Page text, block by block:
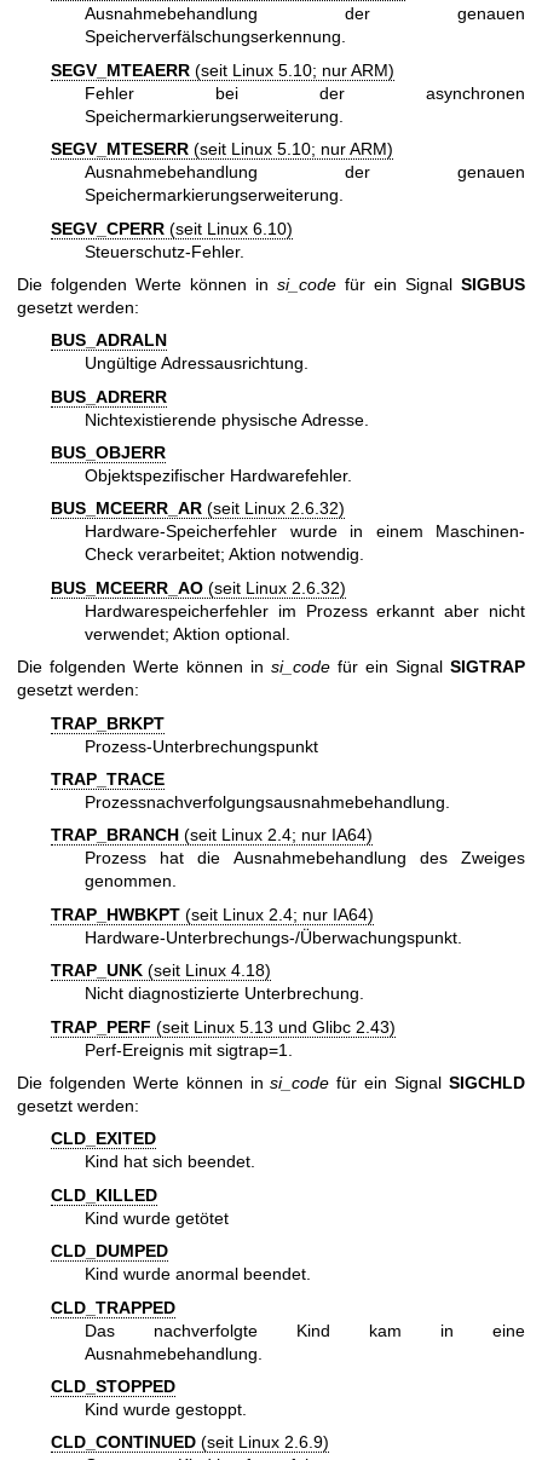
Ausnahmebehandlung der genauen
Speicherverfälschungserkennung.
SEGV_MTEAERR (seit Linux 5.10; nur ARM)
Fehler bei der asynchronen
Speichermarkierungserweiterung.
SEGV_MTESERR (seit Linux 5.10; nur ARM)
Ausnahmebehandlung der genauen
Speichermarkierungserweiterung.
SEGV_CPERR (seit Linux 6.10)
Steuerschutz-Fehler.
Die folgenden Werte können in si_code für ein Signal SIGBUS
gesetzt werden:
BUS_ADRALN
Ungültige Adressausrichtung.
BUS_ADRERR
Nichtexistierende physische Adresse.
BUS_OBJERR
Objektspezifischer Hardwarefehler.
BUS_MCEERR_AR (seit Linux 2.6.32)
Hardware-Speicherfehler wurde in einem Maschinen-
Check verarbeitet; Aktion notwendig.
BUS_MCEERR_AO (seit Linux 2.6.32)
Hardwarespeicherfehler im Prozess erkannt aber nicht
verwendet; Aktion optional.
Die folgenden Werte können in si_code für ein Signal SIGTRAP
gesetzt werden:
TRAP_BRKPT
Prozess-Unterbrechungspunkt
TRAP_TRACE
Prozessnachverfolgungsausnahmebehandlung.
TRAP_BRANCH (seit Linux 2.4; nur IA64)
Prozess hat die Ausnahmebehandlung des Zweiges
genommen.
TRAP_HWBKPT (seit Linux 2.4; nur IA64)
Hardware-Unterbrechungs-/Überwachungspunkt.
TRAP_UNK (seit Linux 4.18)
Nicht diagnostizierte Unterbrechung.
TRAP_PERF (seit Linux 5.13 und Glibc 2.43)
Perf-Ereignis mit sigtrap=1.
Die folgenden Werte können insi_code für ein SignalSIGCHLD
gesetzt werden:
CLD_EXITED
Kind hat sich beendet.
CLD_KILLED
Kind wurde getötet
CLD_DUMPED
Kind wurde anormal beendet.
CLD_TRAPPED
Das nachverfolgte Kind kam in eine
Ausnahmebehandlung.
CLD_STOPPED
Kind wurde gestoppt.
CLD_CONTINUED (seit Linux 2.6.9)